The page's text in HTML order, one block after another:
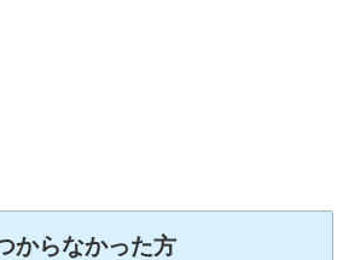
からなかった方